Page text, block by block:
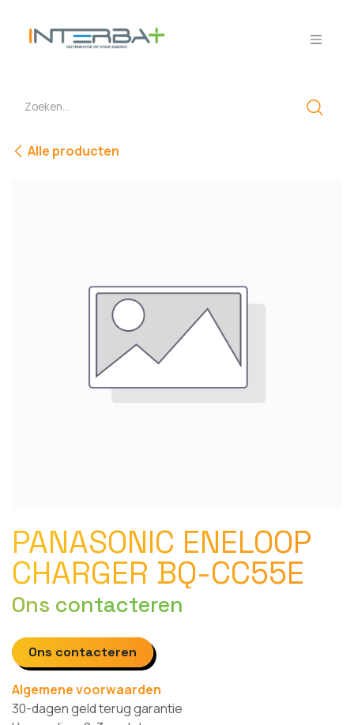
Alle producten
PANASONIC ENELOOP
CHARGER BQ-CC55E
Ons contacteren
Ons contacteren
Algemene voorwaarden
30-dagen geld terug garantie